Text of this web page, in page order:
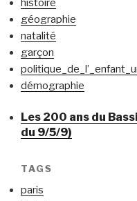
histoire
géographie
natalité
garçon
démographie
Les 200 ans du
du 9/5/9)
TAGS
paris